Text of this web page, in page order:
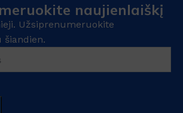
naujienlaiškį
Užsiprenumeruokite
šiandien.